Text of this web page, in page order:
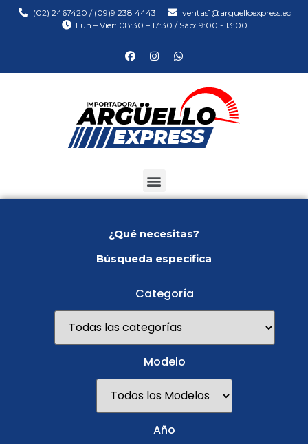
(02) 2467420 / (09)9 238 4443
ventas1@arguelloexpress.ec
Lun – Vier: 08:30 – 17:30 / Sáb: 9:00 - 13:00
¿Qué necesitas?
Búsqueda específica
Categoría
Modelo
Año